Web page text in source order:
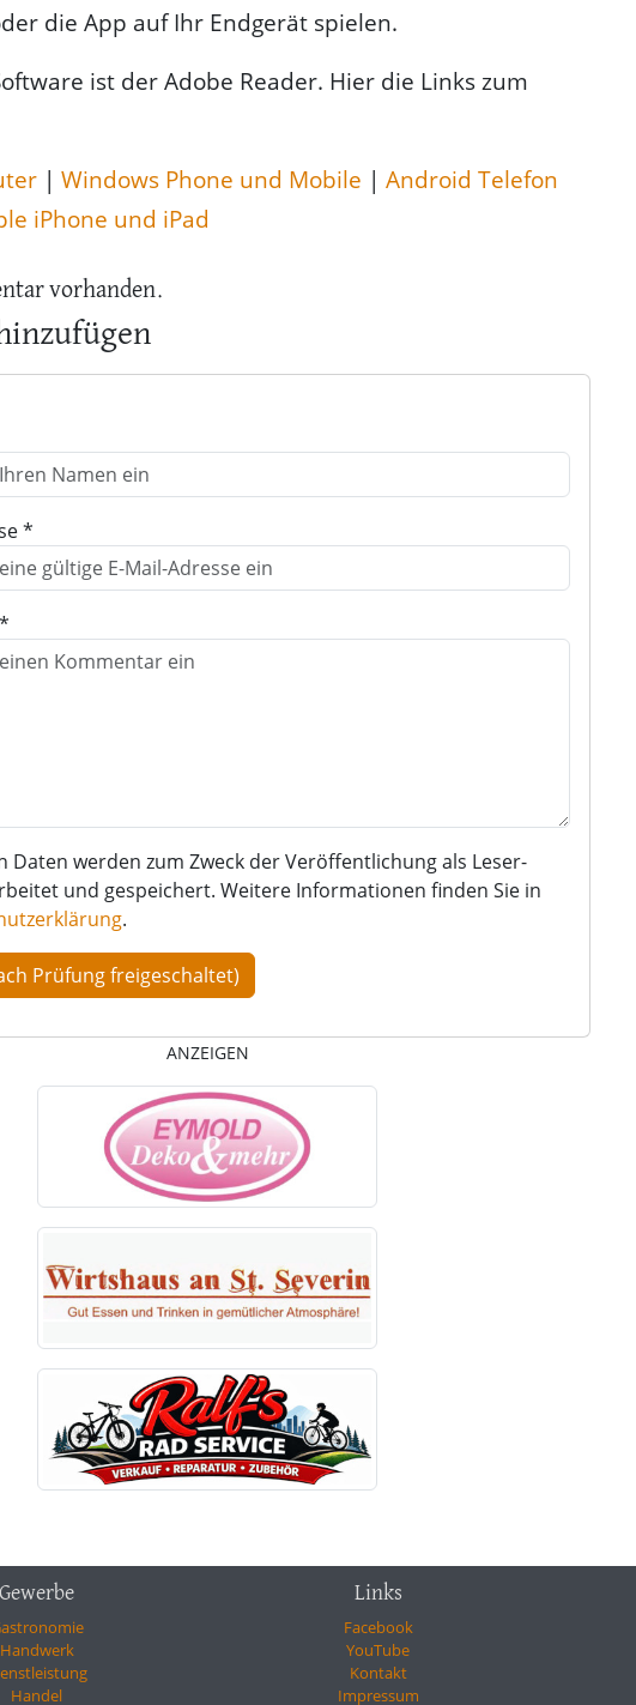
die App auf Ihr Endgerät spielen.
ist der Adobe Reader. Hier die Links zum
| Windows Phone und Mobile | Android Telefon
iPhone und iPad
vorhanden.
*
Daten werden zum Zweck der Veröffentlichung als Leser-
und gespeichert. Weitere Informationen finden Sie in
.
ANZEIGEN
Gewerbe
Handwerk
Handel
Links
Facebook
YouTube
Kontakt
Impressum